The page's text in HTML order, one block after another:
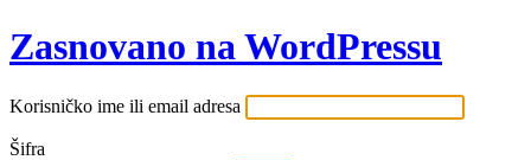
Zasnovano na WordPressu
Korisničko ime ili email adresa
Šifra